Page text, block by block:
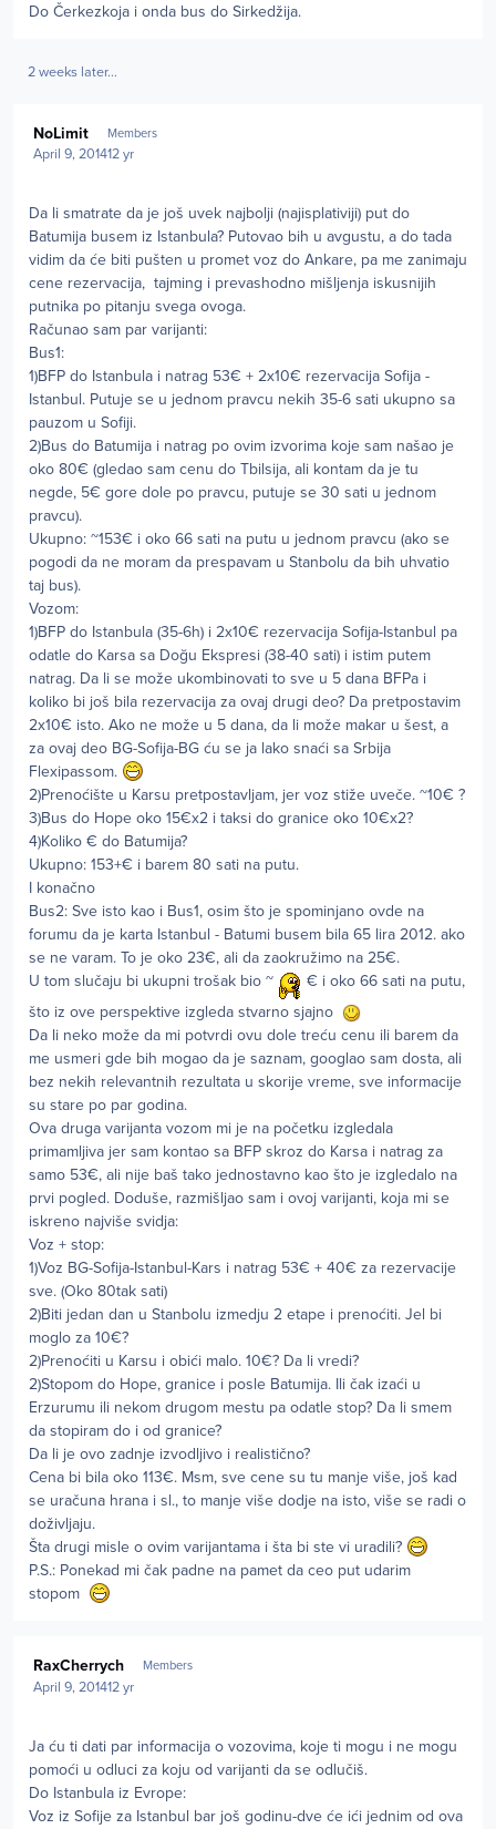
Do Čerkezkoja i onda bus do Sirkedžija.
2 weeks later...
NoLimit Members
April 9, 201412 yr
Da li smatrate da je još uvek najbolji (najisplativiji) put do
Batumija busem iz Istanbula? Putovao bih u avgustu, a do tada
vidim da će biti pušten u promet voz do Ankare, pa me zanimaju
cene rezervacija, tajming i prevashodno mišljenja iskusnijih
putnika po pitanju svega ovoga.
Računao sam par varijanti:
Bus1:
1)BFP do Istanbula i natrag 53€ + 2x10€ rezervacija Sofija -
Istanbul. Putuje se u jednom pravcu nekih 35-6 sati ukupno sa
pauzom u Sofiji.
2)Bus do Batumija i natrag po ovim izvorima koje sam našao je
oko 80€ (gledao sam cenu do Tbilsija, ali kontam da je tu
negde, 5€ gore dole po pravcu, putuje se 30 sati u jednom
pravcu).
Ukupno: ~153€ i oko 66 sati na putu u jednom pravcu (ako se
pogodi da ne moram da prespavam u Stanbolu da bih uhvatio
taj bus).
Vozom:
1)BFP do Istanbula (35-6h) i 2x10€ rezervacija Sofija-Istanbul pa
odatle do Karsa sa Doğu Ekspresi (38-40 sati) i istim putem
natrag. Da li se može ukombinovati to sve u 5 dana BFPa i
koliko bi još bila rezervacija za ovaj drugi deo? Da pretpostavim
2x10€ isto. Ako ne može u 5 dana, da li može makar u šest, a
za ovaj deo BG-Sofija-BG ću se ja lako snaći sa Srbija
Flexipassom.
2)Prenoćište u Karsu pretpostavljam, jer voz stiže uveče. ~10€ ?
3)Bus do Hope oko 15€x2 i taksi do granice oko 10€x2?
4)Koliko € do Batumija?
Ukupno: 153+€ i barem 80 sati na putu.
I konačno
Bus2: Sve isto kao i Bus1, osim što je spominjano ovde na
forumu da je karta Istanbul - Batumi busem bila 65 lira 2012. ako
se ne varam. To je oko 23€, ali da zaokružimo na 25€.
U tom slučaju bi ukupni trošak bio ~
€ i oko 66 sati na putu,
što iz ove perspektive izgleda stvarno sjajno
Da li neko može da mi potvrdi ovu dole treću cenu ili barem da
me usmeri gde bih mogao da je saznam, googlao sam dosta, ali
bez nekih relevantnih rezultata u skorije vreme, sve informacije
su stare po par godina.
Ova druga varijanta vozom mi je na početku izgledala
primamljiva jer sam kontao sa BFP skroz do Karsa i natrag za
samo 53€, ali nije baš tako jednostavno kao što je izgledalo na
prvi pogled. Doduše, razmišljao sam i ovoj varijanti, koja mi se
iskreno najviše svidja:
Voz + stop:
1)Voz BG-Sofija-Istanbul-Kars i natrag 53€ + 40€ za rezervacije
sve. (Oko 80tak sati)
2)Biti jedan dan u Stanbolu izmedju 2 etape i prenoćiti. Jel bi
moglo za 10€?
2)Prenoćiti u Karsu i obići malo. 10€? Da li vredi?
2)Stopom do Hope, granice i posle Batumija. Ili čak izaći u
Erzurumu ili nekom drugom mestu pa odatle stop? Da li smem
da stopiram do i od granice?
Da li je ovo zadnje izvodljivo i realistično?
Cena bi bila oko 113€. Msm, sve cene su tu manje više, još kad
se uračuna hrana i sl., to manje više dodje na isto, više se radi o
doživljaju.
Šta drugi misle o ovim varijantama i šta bi ste vi uradili?
P.S.: Ponekad mi čak padne na pamet da ceo put udarim
stopom
RaxCherrych Members
April 9, 201412 yr
Ja ću ti dati par informacija o vozovima, koje ti mogu i ne mogu
pomoći u odluci za koju od varijanti da se odlučiš.
Do Istanbula iz Evrope:
Voz iz Sofije za Istanbul bar još godinu-dve će ići jednim od ova